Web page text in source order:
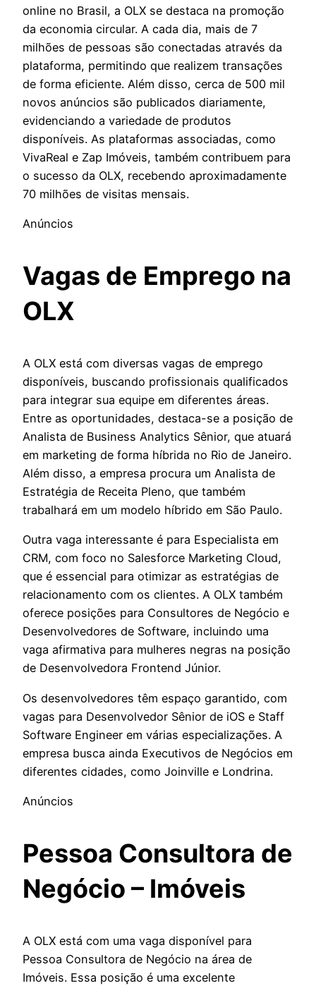
online no Brasil, a OLX se destaca na promoção
da economia circular. A cada dia, mais de 7
milhões de pessoas são conectadas através da
plataforma, permitindo que realizem transações
de forma eficiente. Além disso, cerca de 500 mil
novos anúncios são publicados diariamente,
evidenciando a variedade de produtos
disponíveis. As plataformas associadas, como
VivaReal e Zap Imóveis, também contribuem para
o sucesso da OLX, recebendo aproximadamente
70 milhões de visitas mensais.
Anúncios
Vagas de Emprego na
OLX
A OLX está com diversas vagas de emprego
disponíveis, buscando profissionais qualificados
para integrar sua equipe em diferentes áreas.
Entre as oportunidades, destaca-se a posição de
Analista de Business Analytics Sênior, que atuará
em marketing de forma híbrida no Rio de Janeiro.
Além disso, a empresa procura um Analista de
Estratégia de Receita Pleno, que também
trabalhará em um modelo híbrido em São Paulo.
Outra vaga interessante é para Especialista em
CRM, com foco no Salesforce Marketing Cloud,
que é essencial para otimizar as estratégias de
relacionamento com os clientes. A OLX também
oferece posições para Consultores de Negócio e
Desenvolvedores de Software, incluindo uma
vaga afirmativa para mulheres negras na posição
de Desenvolvedora Frontend Júnior.
Os desenvolvedores têm espaço garantido, com
vagas para Desenvolvedor Sênior de iOS e Staff
Software Engineer em várias especializações. A
empresa busca ainda Executivos de Negócios em
diferentes cidades, como Joinville e Londrina.
Anúncios
Pessoa Consultora de
Negócio – Imóveis
A OLX está com uma vaga disponível para
Pessoa Consultora de Negócio na área de
Imóveis. Essa posição é uma excelente